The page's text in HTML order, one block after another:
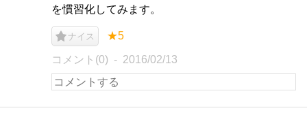
を慣習化してみます。
ナイス ★5
コメント(0) 2016/02/13